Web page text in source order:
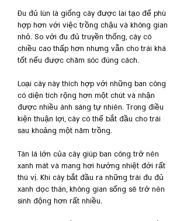
Đu đủ lùn là giống cây được lai tạo để phù
hợp hơn với việc trồng chậu và không gian
nhỏ. So với đu đủ truyền thống, cây có
chiều cao thấp hơn nhưng vẫn cho trái khá
tốt nếu được chăm sóc đúng cách.
Loại cây này thích hợp với những ban công
có diện tích rộng hơn một chút và nhận
được nhiều ánh sáng tự nhiên. Trong điều
kiện thuận lợi, cây có thể bắt đầu cho trái
sau khoảng một năm trồng.
Tán lá lớn của cây giúp ban công trở nên
xanh mát và mang hơi hướng nhiệt đới rất
thú vị. Khi cây bắt đầu ra những trái đu đủ
xanh dọc thân, không gian sống sẽ trở nên
sinh động hơn rất nhiều.